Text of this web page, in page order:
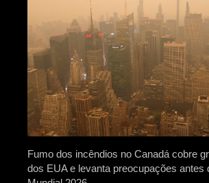
Fumo dos incêndios no Canadá cobre
dos EUA e levanta preocupações antes